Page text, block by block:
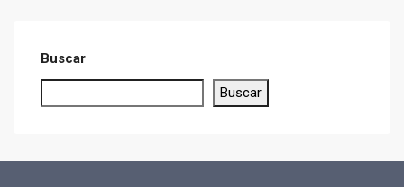
Buscar
Buscar